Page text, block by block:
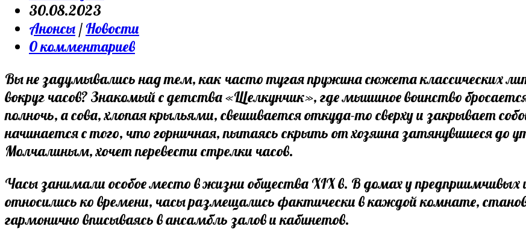
author:
Запись
опубликована:
30.08.2023
Post
category:
Анонсы / Новости
Post
0 комментариев
Вы не задумывались над тем, как часто тугая пружина сюжета классических
вокруг часов? Знакомый с детства «Щелкунчик», где мышиное воинство
полночь, а сова, хлопая крыльями, свешивается откуда-то сверху и закрывает
начинается с того, что горничная, пытаясь скрыть от хозяина затянувшиеся до
Молчалиным, хочет перевести стрелки часов.
Часы занимали особое место в жизни общества XIX в. В домах у предприимчивых
относились ко времени, часы размещались фактически в каждой комнате,
гармонично вписываясь в ансамбль залов и кабинетов.